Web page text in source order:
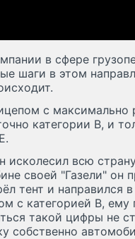
в сфере
шаги в этом
с максимально
категории B, и
исколесил всю
своей "Газели" он
тент и направился
с категорией B, ему
такой цифры не
собственно